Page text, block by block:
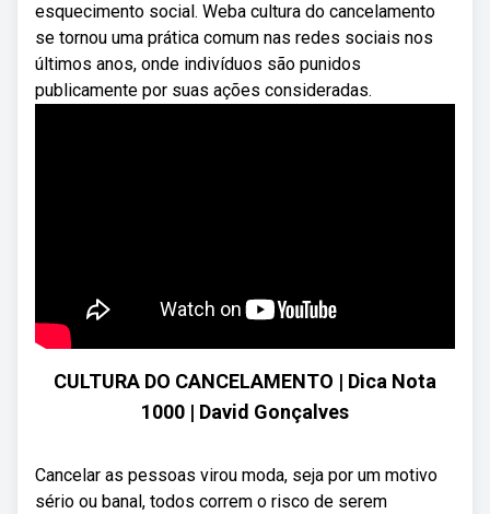
esquecimento social. Weba cultura do cancelamento
se tornou uma prática comum nas redes sociais nos
últimos anos, onde indivíduos são punidos
publicamente por suas ações consideradas.
CULTURA DO CANCELAMENTO | Dica Nota
1000 | David Gonçalves
Cancelar as pessoas virou moda, seja por um motivo
sério ou banal, todos correm o risco de serem